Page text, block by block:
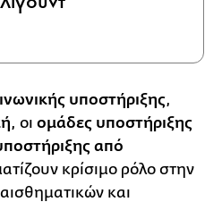
υποστήριξης,
, οι ομάδες υποστήριξης
από
κρίσιμο ρόλο στην
και